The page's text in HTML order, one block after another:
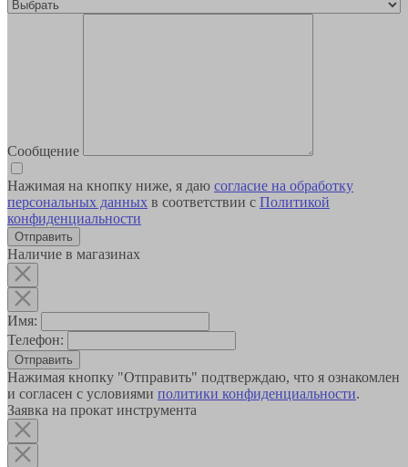
Сообщение
Нажимая на кнопку ниже, я даю согласие на обработку
персональных данных в соответствии с Политикой
конфиденциальности
Наличие в магазинах
Имя:
Телефон:
Отправить
Нажимая кнопку "Отправить" подтверждаю, что я ознакомлен
и согласен с условиями политики конфиденциальности.
Заявка на прокат инструмента